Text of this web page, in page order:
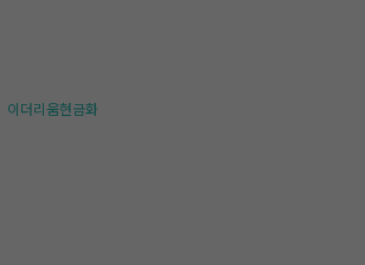
이더리움현금화